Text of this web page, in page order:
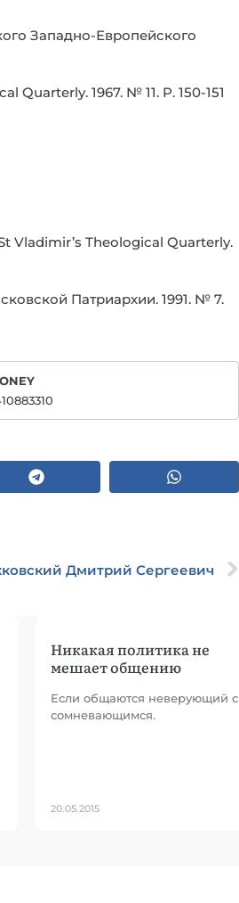
Западно-Европейского
Quarterly. 1967. № 11. P. 150-151
Vladimir’s Theological Quarterly.
Патриархии. 1991. № 7.
Дмитрий Сергеевич
Никакая политика не
мешает общению
Если общаются неверующий с
сомневающимся.
20.05.2015